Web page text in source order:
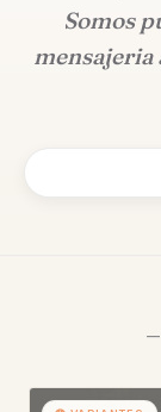
Somos
mensajeria